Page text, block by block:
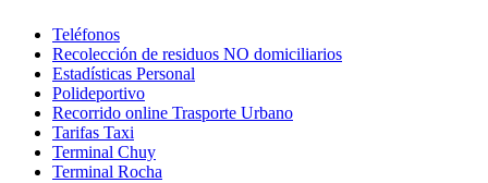
Teléfonos
Recolección de residuos NO domiciliarios
Estadísticas Personal
Polideportivo
Recorrido online Trasporte Urbano
Tarifas Taxi
Terminal Chuy
Terminal Rocha